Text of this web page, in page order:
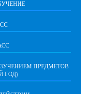
ПРЕДМЕТОВ
ГОД)